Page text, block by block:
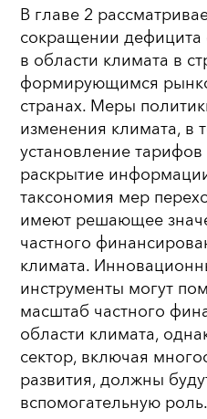
В главе 2
сокращении
в области климата в
формирующимся
странах. Меры
изменения климата, в
установление
раскрытие
таксономия мер
имеют решающее
частного
климата.
инструменты могут
масштаб частного
области климата,
сектор, включая
развития, должны
вспомогательную роль.